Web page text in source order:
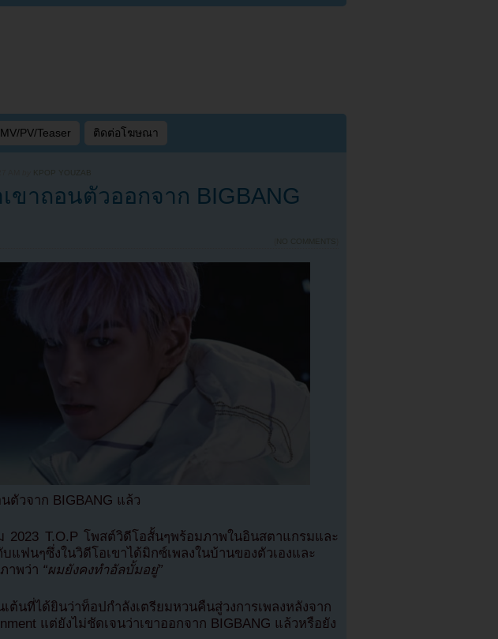
MV/PV/Teaser ติดต่อโฆษณา
KPOP YOUZAB
เขาถอนตัวออกจาก BIGBANG
NO COMMENTS
ตัวจาก BIGBANG แล้ว
T.O.P โพสต์วิดีโอสั้นๆพร้อมภาพในอินสตาแกรมและ
แฟนๆซึ่งในวิดีโอเขาได้มิกซ์เพลงในบ้านของตัวเองและ
าพว่า “ผมยังคงทำอัลบั้มอยู่”
ต้นที่ได้ยินว่าท็อปกำลังเตรียมหวนคืนสู่วงการเพลงหลังจาก
แต่ยังไม่ชัดเจนว่าเขาออกจาก BIGBANG แล้วหรือยัง